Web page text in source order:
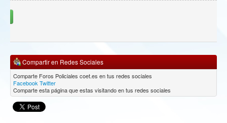
Compartir en Redes Sociales
Comparte Foros Policiales coet.es en tus redes sociales
Facebook Twitter
Comparte esta página que estas visitando en tus redes sociales